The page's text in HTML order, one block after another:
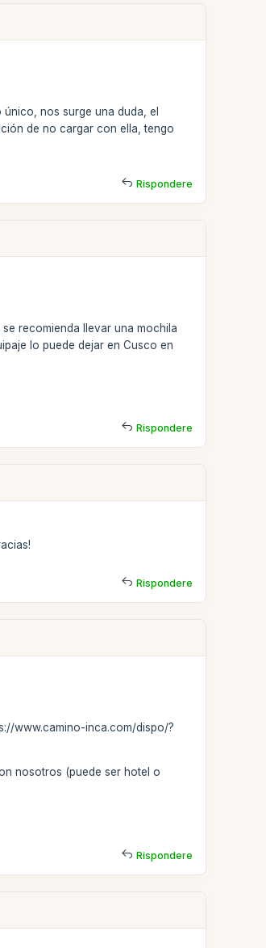
nos surge una duda, el
de no cargar con ella, tengo
Rispondere
recomienda llevar una mochila
lo puede dejar en Cusco en
Rispondere
Rispondere
www.camino-inca.com/dispo/?
nosotros (puede ser hotel o
Rispondere